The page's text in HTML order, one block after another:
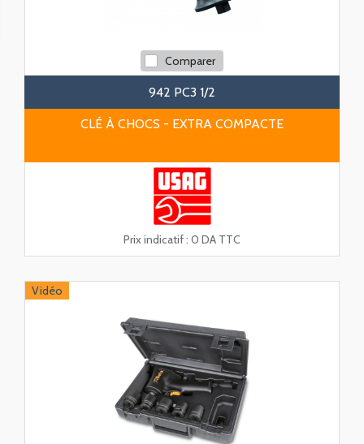
Comparer
942 PC3 1/2
CLÉ À CHOCS - EXTRA COMPACTE
Prix indicatif : 0 DA TTC
Vidéo